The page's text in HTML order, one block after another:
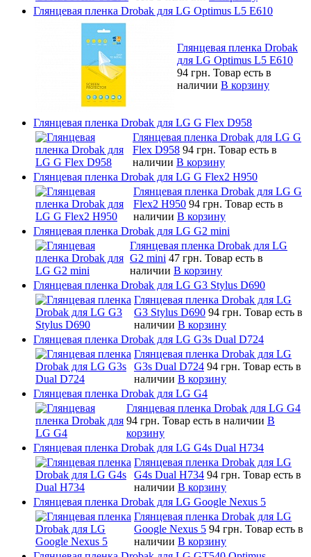
Глянцевая пленка Drobak для LG Optimus L5 E610
Глянцевая пленка Drobak
для LG Optimus L5 E610
94 грн. Товар есть в
наличии В корзину
Глянцевая пленка Drobak для LG G Flex D958
Глянцевая пленка Drobak для LG G
Flex D958 94 грн. Товар есть в
наличии В корзину
Глянцевая пленка Drobak для LG G Flex2 H950
Глянцевая пленка Drobak для LG G
Flex2 H950 94 грн. Товар есть в
наличии В корзину
Глянцевая пленка Drobak для LG G2 mini
Глянцевая пленка Drobak для LG
G2 mini 47 грн. Товар есть в
наличии В корзину
Глянцевая пленка Drobak для LG G3 Stylus D690
Глянцевая пленка Drobak для LG
G3 Stylus D690 94 грн. Товар есть в
наличии В корзину
Глянцевая пленка Drobak для LG G3s Dual D724
Глянцевая пленка Drobak для LG
G3s Dual D724 94 грн. Товар есть в
наличии В корзину
Глянцевая пленка Drobak для LG G4
Глянцевая пленка Drobak для LG G4
94 грн. Товар есть в наличии В
корзину
Глянцевая пленка Drobak для LG G4s Dual H734
Глянцевая пленка Drobak для LG
G4s Dual H734 94 грн. Товар есть в
наличии В корзину
Глянцевая пленка Drobak для LG Google Nexus 5
Глянцевая пленка Drobak для LG
Google Nexus 5 94 грн. Товар есть в
наличии В корзину